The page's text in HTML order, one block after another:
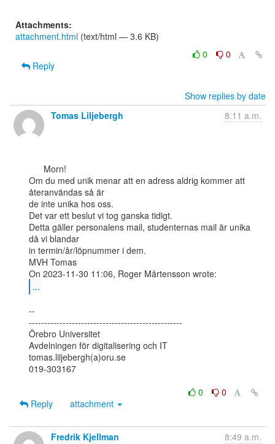
Attachments:
attachment.html (text/html — 3.6 KB)
0
0
Reply
Show replies by date
Tomas Liljebergh
8:11 a.m.
Om du med unik menar att en adress aldrig kommer att
återanvändas så är
de inte unika hos oss.
Det var ett beslut vi tog ganska tidigt.
Detta gäller personalens mail, studenternas mail är unika
då vi blandar
in termin/år/löpnummer i dem.
MVH Tomas
...
--
--------------------------------------------------
Örebro Universitet
Avdelningen för digitalisering och IT
tomas.liljebergh(a)oru.se
019-303167
0
0
Reply
attachment
Fredrik Kjellman 8:49 a.m.